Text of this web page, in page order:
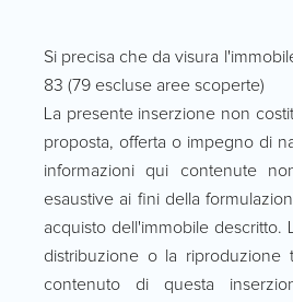
Si precisa che da visura
83 (79 escluse aree scoperte)
La presente inserzione non
proposta, offerta o impegno di
informazioni qui contenute
esaustive ai fini della
acquisto dell'immobile descritto.
distribuzione o la riproduzione
contenuto di questa